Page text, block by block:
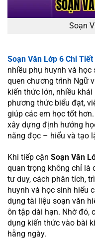
Soạn
Soạn Văn Lớp 6 Chi
nhiều phụ huynh và
quen chương trình Ngữ
kiến thức lớn, nhiều
phương thức biểu đạt,
giúp các em học tốt
xây dựng định hướng
năng đọc – hiểu và tạo
Khi tiếp cận Soạn Văn
quan trọng không chỉ là
tư duy, cách phân tích,
huynh và học sinh hiểu
dụng tài liệu soạn văn
ôn tập dài hạn. Nhờ đó,
dụng kiến thức vào bài
hằng ngày.